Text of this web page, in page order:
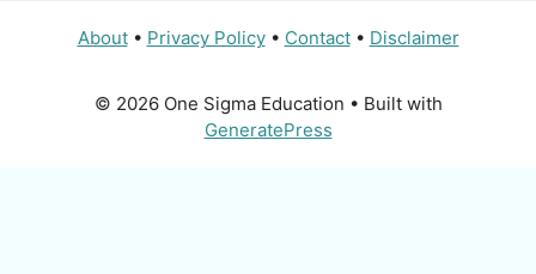
About• Privacy Policy• Contact• Disclaimer
© 2026 One Sigma Education • Built with
GeneratePress